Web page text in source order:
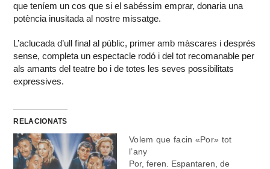
que teníem un cos que si el sabéssim emprar, donaria una
potència inusitada al nostre missatge.
L’aclucada d’ull final al públic, primer amb màscares i després
sense, completa un espectacle rodó i del tot recomanable per
als amants del teatre bo i de totes les seves possibilitats
expressives.
RELACIONATS
Volem que facin «Por» tot
l’any
Por, feren. Espantaren, de